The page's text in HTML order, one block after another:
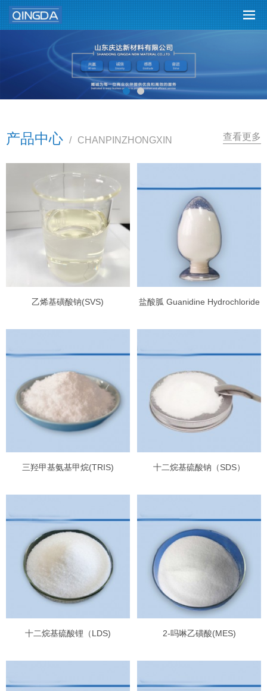
产品中心 / CHANPINZHONGXIN 查看更多
乙烯基磺酸钠(SVS) 盐酸胍 Guanidine Hydrochloride
三羟甲基氨基甲烷(TRIS) 十二烷基硫酸钠（SDS）
十二烷基硫酸锂（LDS) 2-吗啉乙磺酸(MES)